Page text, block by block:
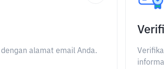
alamat email Anda.